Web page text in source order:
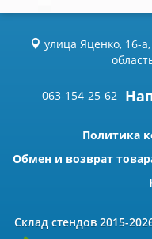
улица Яценко, 16-
063-154-25-62
Политика
Обмен и возврат
Склад стендов2015-